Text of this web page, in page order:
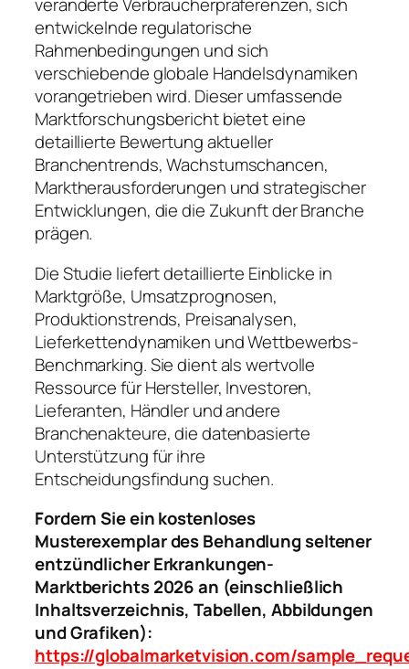
veränderte Verbraucherpräferenzen, sich
entwickelnde regulatorische
Rahmenbedingungen und sich
verschiebende globale Handelsdynamiken
vorangetrieben wird. Dieser umfassende
Marktforschungsbericht bietet eine
detaillierte Bewertung aktueller
Branchentrends, Wachstumschancen,
Marktherausforderungen und strategischer
Entwicklungen, die die Zukunft der Branche
prägen.
Die Studie liefert detaillierte Einblicke in
Marktgröße, Umsatzprognosen,
Produktionstrends, Preisanalysen,
Lieferkettendynamiken und Wettbewerbs-
Benchmarking. Sie dient als wertvolle
Ressource für Hersteller, Investoren,
Lieferanten, Händler und andere
Branchenakteure, die datenbasierte
Unterstützung für ihre
Entscheidungsfindung suchen.
Fordern Sie ein kostenloses
Musterexemplar des Behandlung seltener
entzündlicher Erkrankungen-
Marktberichts 2026 an (einschließlich
Inhaltsverzeichnis, Tabellen, Abbildungen
und Grafiken):
https://globalmarketvision.com/